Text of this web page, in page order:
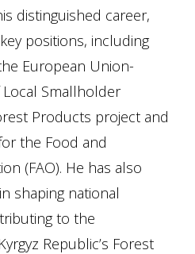
distinguished career,
positions, including
European Union-
Smallholder
Products project and
the Food and
(FAO). He has also
shaping national
to the
Republic’s Forest